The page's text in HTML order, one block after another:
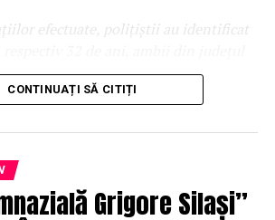
efectuate, polițiștii au identificat
în totalitate prejudiciul, urmând a
Cei doi au fost reținuți pentru 24
Judecătoria Beclean, în vederea
preventive.
caz sunt continuate de polițiștii de la
CONTINUAȚI SĂ CITIȚI
Grigore Silași”